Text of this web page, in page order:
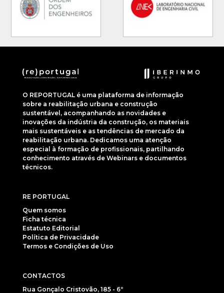
O REPORTUGAL é uma plataforma de informação
sobre a reabilitação urbana e construção
sustentável, acompanhando as novidades e
inovações da indústria da construção, os materiais
mais sustentáveis e as tendências de mercado da
reabilitação urbana. Dedicamos uma atenção
especial à formação de profissionais, partilhando
conhecimento através de Webinars e documentos
técnicos.
RE PORTUGAL
Quem somos
Ficha técnica
Estatuto Editorial
Política de Privacidade
Termos e Condições de Uso
CONTACTOS
Rua Gonçalo Cristovão, 185 - 6º